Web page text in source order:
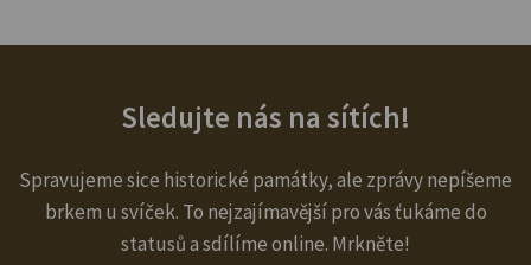
Sledujte nás na sítích!
Spravujeme sice historické památky, ale zprávy nepíšeme
brkem u svíček. To nejzajímavější pro vás ťukáme do
statusů a sdílíme online. Mrkněte!